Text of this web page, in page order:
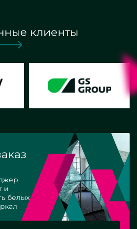
клиенты
и
белых